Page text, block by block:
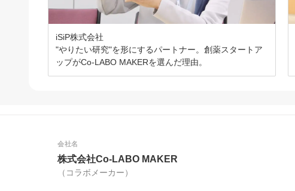
iSiP株式会社
"やりたい研究"を形にするパートナー。創薬スタートア
ップがCo-LABO MAKERを選んだ理由。
会社名
株式会社Co-LABO MAKER
（コラボメーカー）